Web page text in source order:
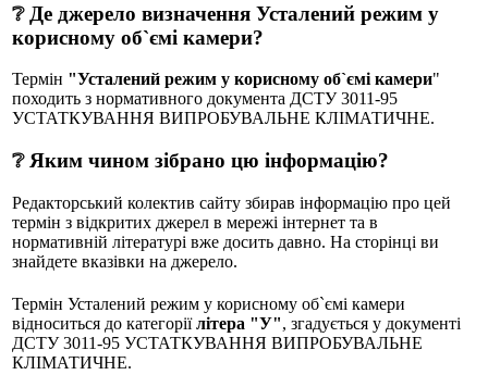
❔ Де джерело визначення Усталений режим у
корисному об`ємі камери?
Термін "Усталений режим у корисному об`ємі камери"
походить з нормативного документа ДСТУ 3011-95
УСТАТКУВАННЯ ВИПРОБУВАЛЬНЕ КЛІМАТИЧНЕ.
❔ Яким чином зібрано цю інформацію?
Редакторський колектив сайту збирав інформацію про цей
термін з відкритих джерел в мережі інтернет та в
нормативній літературі вже досить давно. На сторінці ви
знайдете вказівки на джерело.
Термін Усталений режим у корисному об`ємі камери
відноситься до категоріїлітера "У", згадується у документі
ДСТУ 3011-95 УСТАТКУВАННЯ ВИПРОБУВАЛЬНЕ
КЛІМАТИЧНЕ.